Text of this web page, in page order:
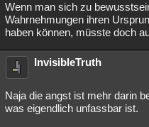
Wenn man sich zu
Wahrnehmungen ihren
haben können, müsste doch
InvisibleTruth
Naja die angst ist mehr darin
was eigendlich unfassbar ist.